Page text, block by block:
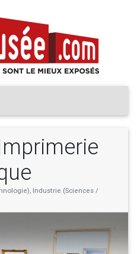
Industrie (Sciences /